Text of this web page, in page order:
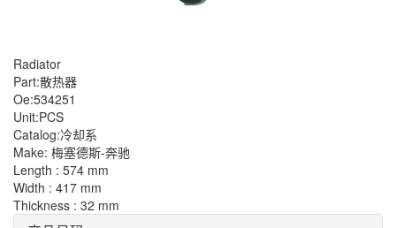
Radiator
Part:散热器
Oe:534251
Unit:PCS
Catalog:冷却系
Make: 梅塞德斯-奔驰
Length : 574 mm
Width : 417 mm
Thickness : 32 mm